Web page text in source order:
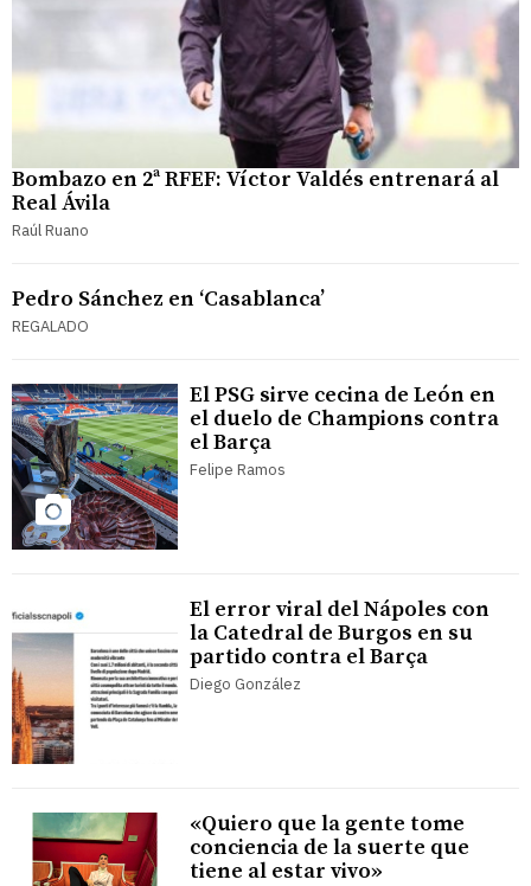
Bombazo en 2ª RFEF: Víctor Valdés entrenará al
Real Ávila
Raúl Ruano
Pedro Sánchez en ‘Casablanca’
REGALADO
El PSG sirve cecina de León en
el duelo de Champions contra
el Barça
Felipe Ramos
El error viral del Nápoles con
la Catedral de Burgos en su
partido contra el Barça
Diego González
«Quiero que la gente tome
conciencia de la suerte que
tiene al estar vivo»